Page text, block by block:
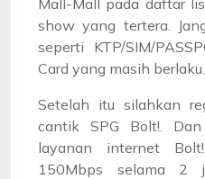
show yang tertera.
seperti KTP/SIM/
Card yang masih berlaku.
Setelah itu silahkan
cantik SPG Bolt!.
layanan internet
150Mbps selama 2